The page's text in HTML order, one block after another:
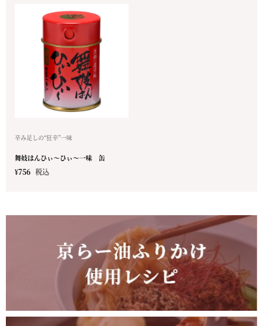
辛み足しの“狂辛”一味
舞妓はんひぃ～ひぃ～一味 缶
¥756 税込